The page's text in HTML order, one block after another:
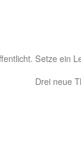
Setze ein
Drei neue